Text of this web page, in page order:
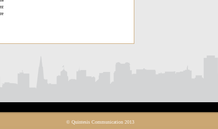
© Quintesis Communication 2013